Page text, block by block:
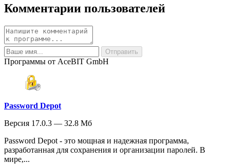
Комментарии пользователей
Программы от AceBIT GmbH
Password Depot
Версия 17.0.3 — 32.8 Мб
Password Depot - это мощная и надежная программа,
разработанная для сохранения и организации паролей. В
мире,...